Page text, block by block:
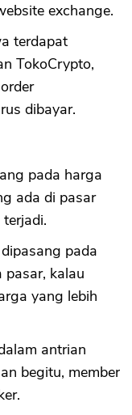
exchange.
terdapat
TokoCrypto,
dibayar.
pada harga
ada di pasar
pada
kalau
yang lebih
antrian
begitu, member